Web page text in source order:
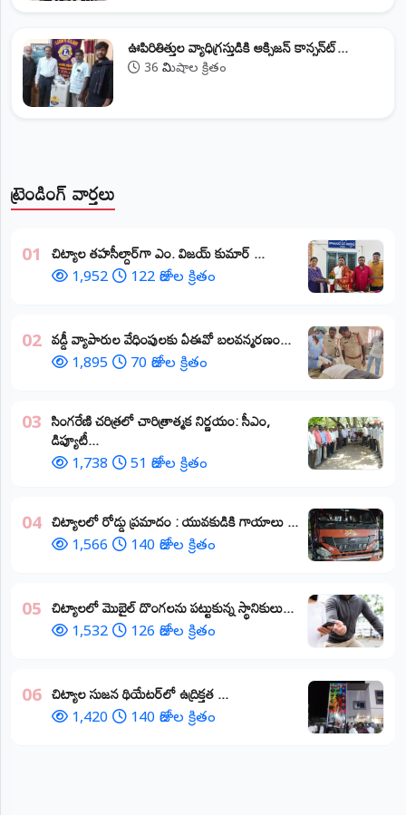
ట్రెండింగ్ వార్తలు
01 ​చిట్యాల తహసీల్దార్‌గా ఎం. విజయ్ కుమార్ ...
1,952 122 రోజుల క్రితం
02 వడ్డీ వ్యాపారుల వేధింపులకు ఏఈవో బలవన్మరణం...
1,895 70 రోజుల క్రితం
03 ​సింగరేణి చరిత్రలో చారిత్రాత్మక నిర్ణయం: సీఎం,
డిప్యూటీ...
1,738 51 రోజుల క్రితం
04 చిట్యాలలో రోడ్డు ప్రమాదం : యువకుడికి గాయాలు ​...
1,566 140 రోజుల క్రితం
05 చిట్యాలలో మొబైల్ దొంగలను పట్టుకున్న స్థానికులు...
1,532 126 రోజుల క్రితం
06 చిట్యాల సుజన థియేటర్‌లో ఉద్రిక్తత ...
1,420 140 రోజుల క్రితం
ఊపిరితిత్తుల వ్యాధిగ్రస్తుడికి ఆక్సిజన్ కాన్సన్‌ట్...
36 నిమిషాల క్రితం